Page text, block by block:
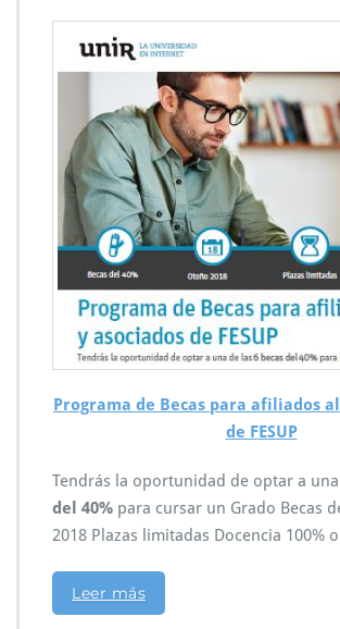
Programa de Becas para afiliados al
de FESUP
Tendrás la oportunidad de optar a
del 40% para cursar un Grado Becas
2018 Plazas limitadas Docencia 100%
Leer más